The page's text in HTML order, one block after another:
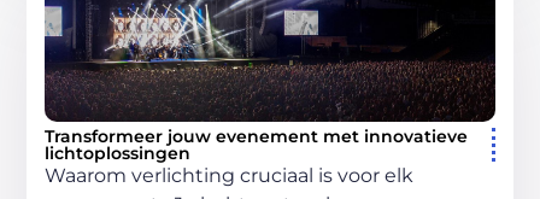
Transformeer jouw evenement met innovatieve
lichtoplossingen
Waarom verlichting cruciaal is voor elk